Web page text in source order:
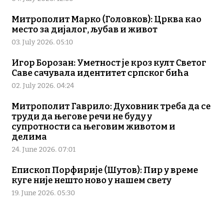
Митрополит Марко (Головков): Црква као
место за дијалог, љубав и живот
03. July 2026. 05:10
Игор Борозан: Уметност је кроз култ Светог
Саве сачувала идентитет српског бића
02. July 2026. 04:24
Митрополит Гаврило: Духовник треба да се
труди да његове речи не буду у
супротности са његовим животом и
делима
24. June 2026. 07:01
Епископ Порфирије (Шутов): Пир у време
куге није нешто ново у нашем свету
19. June 2026. 05:30